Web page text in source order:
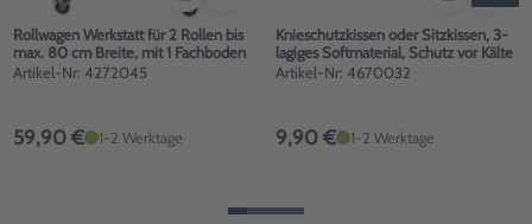
Rollwagen Werkstatt für 2 Rollen bis
max. 80 cm Breite, mit 1 Fachboden
Artikel-Nr: 4272045
59,90 € 1-2 Werktage
Knieschutzkissen oder Sitzkissen, 3-
lagiges Softmaterial, Schutz vor Kälte
Artikel-Nr: 4670032
9,90 € 1-2 Werktage